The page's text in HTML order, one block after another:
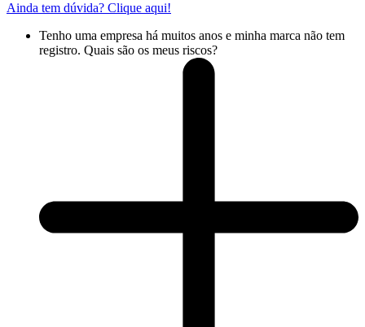
Ainda tem dúvida? Clique aqui!
Tenho uma empresa há muitos anos e minha marca não tem
registro. Quais são os meus riscos?